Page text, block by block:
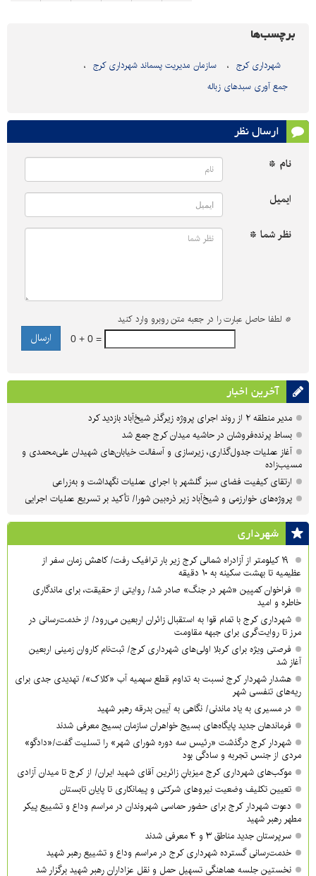
برچسب‌ها
شهرداری کرج
سازمان مدیریت پسماند شهرداری کرج
جمع آوری سبدهای زباله
ارسال نظر
نام *
ایمیل
نظر شما *
* لطفا حاصل عبارت را در جعبه متن روبرو وارد کنید
0 + 0 =
آخرین اخبار
مدیر منطقه ۲ از روند اجرای پروژه زیرگذر شیخ‌آباد بازدید کرد
بساط پرنده‌فروشان در حاشیه میدان کرج جمع شد
آغاز عملیات جدول‌گذاری، زیرسازی و آسفالت خیابان‌های شهیدان علی‌محمدی و
مسیب‌زاده
ارتقای کیفیت فضای سبز گلشهر با اجرای عملیات نگهداشت و به‌زراعی
پروژه‌های خوارزمی و شیخ‌آباد زیر ذره‌بین شورا/ تأکید بر تسریع عملیات اجرایی
شهرداری
۱۹ کیلومتر از آزادراه شمالی کرج زیر بار ترافیک رفت/ کاهش زمان سفر از
عظیمیه تا بهشت سکینه به ۱۰ دقیقه
فراخوان کمپین «شهر در جنگ» صادر شد/ روایتی از حقیقت، برای ماندگاری
خاطره و امید
شهرداری کرج با تمام قوا به استقبال زائران اربعین می‌رود/ از خدمت‌رسانی در
مرز تا روایت‌گری برای جبهه مقاومت
فرصتی ویژه برای کربلا اولی‌های شهرداری کرج/ ثبت‌نام کاروان زمینی اربعین
آغاز شد
هشدار شهردار کرج نسبت به تداوم قطع سهمیه آب «کلاک»/ تهدیدی جدی برای
ریه‌های تنفسی شهر
در مسیری به یاد ماندنی/ نگاهی به آیین بدرقه رهبر شهید
فرماندهان جدید پایگاه‌های بسیج خواهران سازمان بسیج معرفی شدند
شهردار کرج درگذشت «رئیس سه دوره شورای شهر» را تسلیت گفت/«دادگو»
مردی از جنس تجربه و سادگی بود
موکب‌های شهرداری کرج میزبانِ زائرین آقای شهید ایران/ از کرج تا میدان آزادی
تعیین تکلیف وضعیت نیروهای شرکتی و پیمانکاری تا پایان تابستان
دعوت شهردار کرج برای حضور حماسی شهروندان در مراسم وداع و تشییع پیکر
مطهر رهبر شهید
سرپرستان جدید مناطق ۳ و ۴ معرفی شدند
خدمت‌رسانی گسترده شهرداری کرج در مراسم وداع و تشییع رهبر شهید
نخستین جلسه هماهنگی تسهیل حمل و نقل عزاداران رهبر شهید برگزار شد